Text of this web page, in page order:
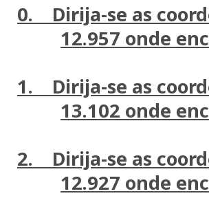
0. Dirija-se as
12.957 onde
1. Dirija-se as
13.102 onde
2. Dirija-se as
12.927 onde